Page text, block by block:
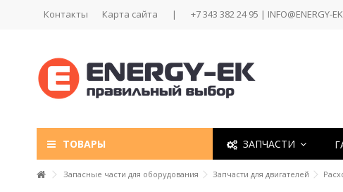
Контакты Карта сайта | +7 343 382 24 95 | INFO@ENERGY-
ТОВАРЫ ЗАПЧАСТИ
Запасные части для оборудования Запчасти для двигателей